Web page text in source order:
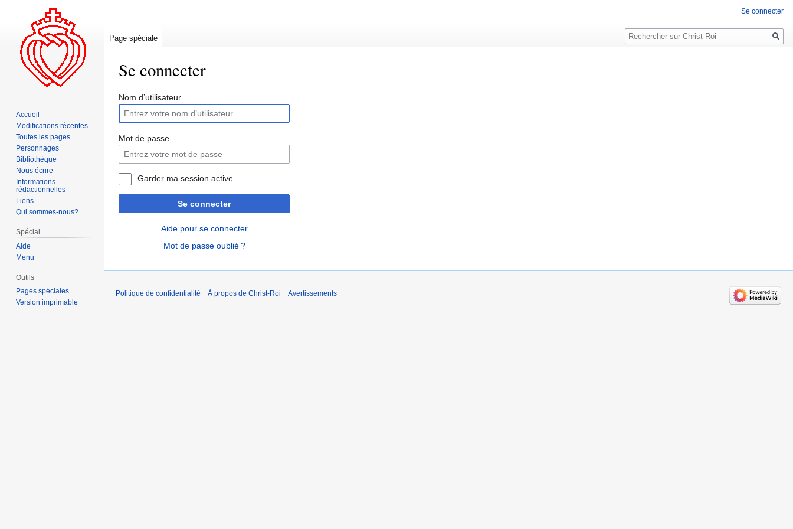
Se connecter
Aller
la
navigation
Aller
la
recherche
Nom d’utilisateur
Mot de passe
Garder ma session active
Se connecter
Aide pour se connecter
Mot de passe oublié ?
Se connecter
Page spéciale
Rechercher
Accueil
Modifications récentes
Toutes les pages
Personnages
Bibliothèque
Nous écrire
Informations
rédactionnelles
Liens
Qui sommes-nous?
Spécial
Aide
Menu
Outils
Pages spéciales
Version imprimable
Politique de confidentialité À propos de Christ-Roi Avertissements